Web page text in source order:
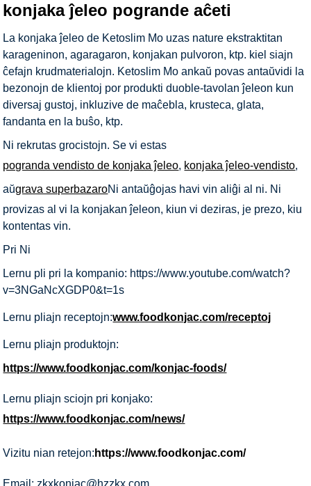
konjaka ĵeleo pogrande aĉeti
La konjaka ĵeleo de Ketoslim Mo uzas nature ekstraktitan
karageninon, agaragaron, konjakan pulvoron, ktp. kiel siajn
ĉefajn krudmaterialojn. Ketoslim Mo ankaŭ povas antaŭvidi la
bezonojn de klientoj por produkti duoble-tavolan ĵeleon kun
diversaj gustoj, inkluzive de maĉebla, krusteca, glata,
fandanta en la buŝo, ktp.
Ni rekrutas grocistojn. Se vi estas
pogranda vendisto de konjaka ĵeleo, konjaka ĵeleo-vendisto,
aŭgrava superbazaroNi antaŭĝojas havi vin aliĝi al ni. Ni
provizas al vi la konjakan ĵeleon, kiun vi deziras, je prezo, kiu
kontentas vin.
Pri Ni
Lernu pli pri la kompanio: https://www.youtube.com/watch?
v=3NGaNcXGDP0&t=1s
Lernu pliajn receptojn:www.foodkonjac.com/receptoj
Lernu pliajn produktojn:
https://www.foodkonjac.com/konjac-foods/
Lernu pliajn sciojn pri konjako:
https://www.foodkonjac.com/news/
Vizitu nian retejon: https://www.foodkonjac.com/